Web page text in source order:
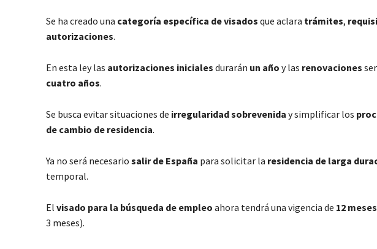
Se ha creado una categoría específica de visados que aclara trámites,
autorizaciones.
En esta ley las autorizaciones iniciales durarán un año y las renovaciones
cuatro años.
Se busca evitar situaciones de irregularidad sobrevenida y simplificar los
de cambio de residencia.
Ya no será necesario salir de España para solicitar la residencia de larga
temporal.
El visado para la búsqueda de empleo ahora tendrá una vigencia de 12 meses
3 meses).